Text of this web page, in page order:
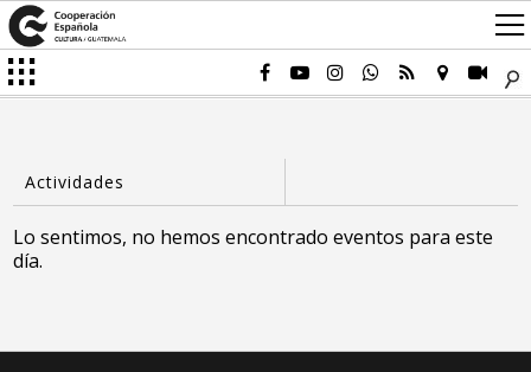
Lo sentimos, no hemos encontrado eventos para este
día.